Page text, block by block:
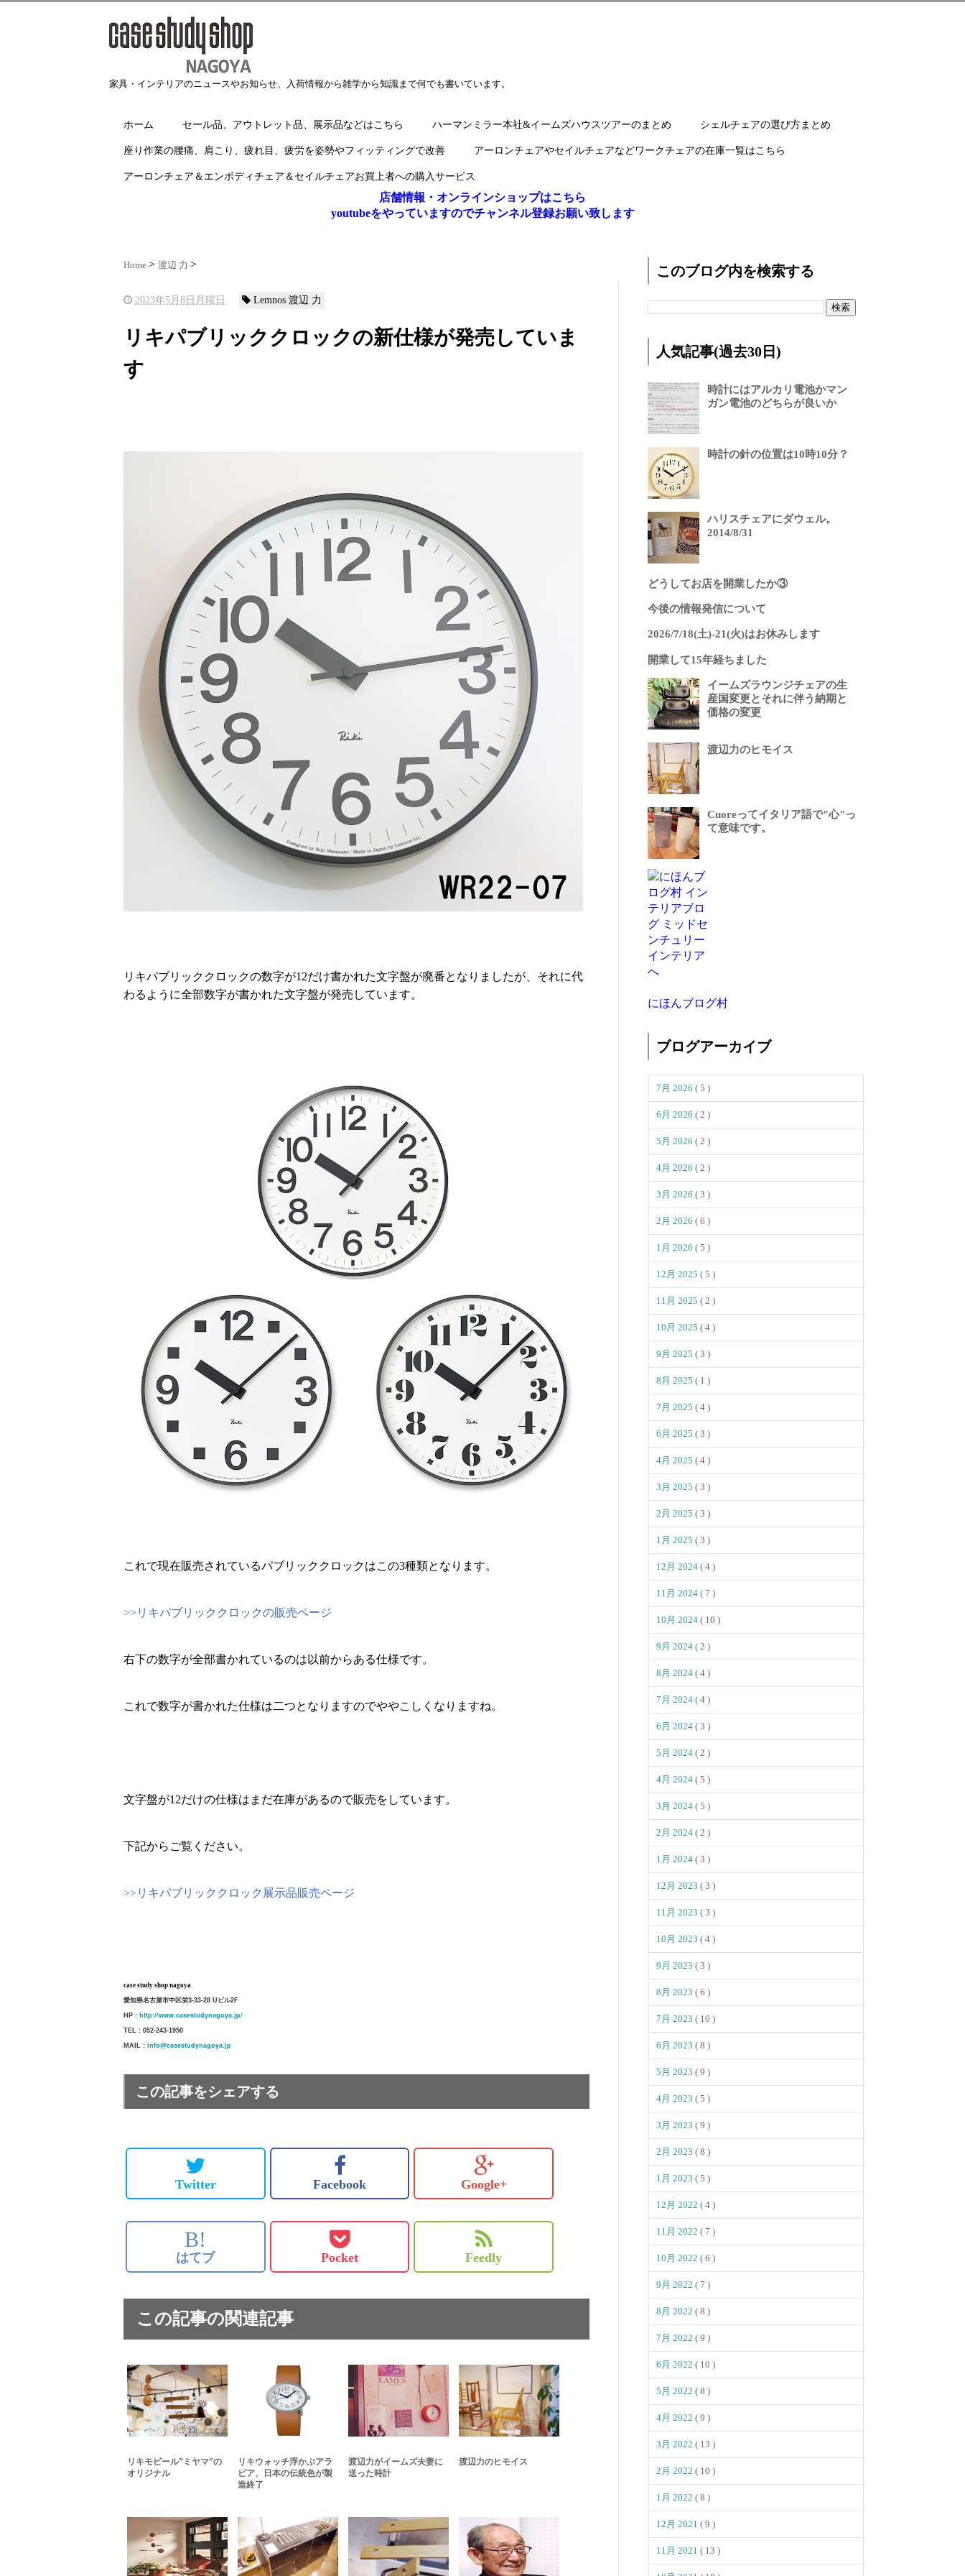
家具・インテリアのニュースやお知らせ、入荷情報から雑学から知識まで何でも書いています。
ホーム セール品、アウトレット品、展示品などはこちら ハーマンミラー本社&イームズハウスツアーのまとめ シェルチェアの選び方まとめ
座り作業の腰痛、肩こり、疲れ目、疲労を姿勢やフィッティングで改善 アーロンチェアやセイルチェアなどワークチェアの在庫一覧はこちら
アーロンチェア＆エンボディチェア＆セイルチェアお買上者への購入サービス
店舗情報・オンラインショップはこちら
youtubeをやっていますのでチャンネル登録お願い致します
Home 渡辺 力
2023年5月8日月曜日 Lemnos 渡辺 力
リキパブリッククロックの新仕様が発売していま
す
リキパブリッククロックの数字が12だけ書かれた文字盤が廃番となりましたが、それに代
わるように全部数字が書かれた文字盤が発売しています。
これで現在販売されているパブリッククロックはこの3種類となります。
>>リキパブリッククロックの販売ページ
右下の数字が全部書かれているのは以前からある仕様です。
これで数字が書かれた仕様は二つとなりますのでややこしくなりますね。
文字盤が12だけの仕様はまだ在庫があるので販売をしています。
下記からご覧ください。
>>リキパブリッククロック展示品販売ページ
case study shop nagoya
愛知県名古屋市中区栄3-33-28 Uビル2F
HP : http://www.casestudynagoya.jp/
TEL : 052-243-1950
MAIL : info@casestudynagoya.jp
この記事をシェアする
Twitter Facebook Google+
B!
はてブ Pocket Feedly
この記事の関連記事
リキモビール”ミヤマ”の
オリジナル
リキウォッチ浮かぶアラ
ビア、日本の伝統色が製
造終了
渡辺力がイームズ夫妻に
送った時計
渡辺力のヒモイス
このブログ内を検索する
人気記事(過去30日)
時計にはアルカリ電池かマン
ガン電池のどちらが良いか
時計の針の位置は10時10分？
ハリスチェアにダウェル。
2014/8/31
どうしてお店を開業したか③
今後の情報発信について
2026/7/18(土)-21(火)はお休みします
開業して15年経ちました
イームズラウンジチェアの生
産国変更とそれに伴う納期と
価格の変更
渡辺力のヒモイス
Cuoreってイタリア語で"心"っ
て意味です。
にほんブログ村
ブログアーカイブ
7月 2026 ( 5 )
6月 2026 ( 2 )
5月 2026 ( 2 )
4月 2026 ( 2 )
3月 2026 ( 3 )
2月 2026 ( 6 )
1月 2026 ( 5 )
12月 2025 ( 5 )
11月 2025 ( 2 )
10月 2025 ( 4 )
9月 2025 ( 3 )
8月 2025 ( 1 )
7月 2025 ( 4 )
6月 2025 ( 3 )
4月 2025 ( 4 )
3月 2025 ( 3 )
2月 2025 ( 3 )
1月 2025 ( 3 )
12月 2024 ( 4 )
11月 2024 ( 7 )
10月 2024 ( 10 )
9月 2024 ( 2 )
8月 2024 ( 4 )
7月 2024 ( 4 )
6月 2024 ( 3 )
5月 2024 ( 2 )
4月 2024 ( 5 )
3月 2024 ( 5 )
2月 2024 ( 2 )
1月 2024 ( 3 )
12月 2023 ( 3 )
11月 2023 ( 3 )
10月 2023 ( 4 )
9月 2023 ( 3 )
8月 2023 ( 6 )
7月 2023 ( 10 )
6月 2023 ( 8 )
5月 2023 ( 9 )
4月 2023 ( 5 )
3月 2023 ( 9 )
2月 2023 ( 8 )
1月 2023 ( 5 )
12月 2022 ( 4 )
11月 2022 ( 7 )
10月 2022 ( 6 )
9月 2022 ( 7 )
8月 2022 ( 8 )
7月 2022 ( 9 )
6月 2022 ( 10 )
5月 2022 ( 8 )
4月 2022 ( 9 )
3月 2022 ( 13 )
2月 2022 ( 10 )
1月 2022 ( 8 )
12月 2021 ( 9 )
11月 2021 ( 13 )